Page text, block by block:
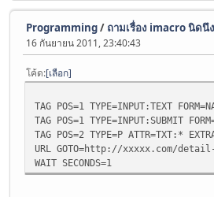
Programming/ ถามเรื่อง imacro นิดนึ
16 กันยายน 2011, 23:40:43
โค้ด เลือก
TAG POS=1 TYPE=INPUT:TEXT
TAG POS=1 TYPE=INPUT:SUBMIT
TAG POS=2 TYPE=P ATTR=TXT:*
URL GOTO=http://xxxxx.com/
WAIT SECONDS=1